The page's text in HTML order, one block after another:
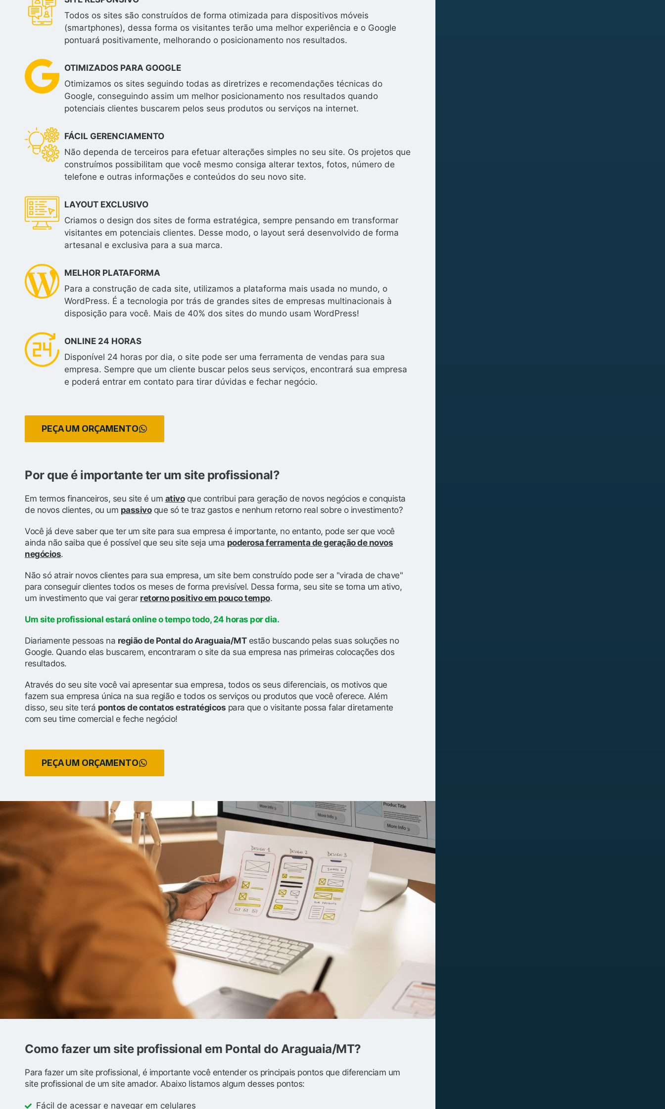
Todos os sites são construídos de forma otimizada para dispositivos móveis
(smartphones), dessa forma os visitantes terão uma melhor experiência e o Google
pontuará positivamente, melhorando o posicionamento nos resultados.
OTIMIZADOS PARA GOOGLE
Otimizamos os sites seguindo todas as diretrizes e recomendações técnicas do
Google, conseguindo assim um melhor posicionamento nos resultados quando
potenciais clientes buscarem pelos seus produtos ou serviços na internet.
FÁCIL GERENCIAMENTO
Não dependa de terceiros para efetuar alterações simples no seu site. Os projetos que
construímos possibilitam que você mesmo consiga alterar textos, fotos, número de
telefone e outras informações e conteúdos do seu novo site.
LAYOUT EXCLUSIVO
Criamos o design dos sites de forma estratégica, sempre pensando em transformar
visitantes em potenciais clientes. Desse modo, o layout será desenvolvido de forma
artesanal e exclusiva para a sua marca.
MELHOR PLATAFORMA
Para a construção de cada site, utilizamos a plataforma mais usada no mundo, o
WordPress. É a tecnologia por trás de grandes sites de empresas multinacionais à
disposição para você. Mais de 40% dos sites do mundo usam WordPress!
ONLINE 24 HORAS
Disponível 24 horas por dia, o site pode ser uma ferramenta de vendas para sua
empresa. Sempre que um cliente buscar pelos seus serviços, encontrará sua empresa
e poderá entrar em contato para tirar dúvidas e fechar negócio.
PEÇA UM ORÇAMENTO
Por que é importante ter um site profissional?
Em termos financeiros, seu site é um ativoque contribui para geração de novos negócios e conquista
de novos clientes, ou um passivoque só te traz gastos e nenhum retorno real sobre o investimento?
Você já deve saber que ter um site para sua empresa é importante, no entanto, pode ser que você
ainda não saiba que é possível que seu site seja uma poderosa ferramenta de geração de novos
negócios.
Não só atrair novos clientes para sua empresa, um site bem construído pode ser a "virada de chave"
para conseguir clientes todos os meses de forma previsível. Dessa forma, seu site se torna um ativo,
um investimento que vai gerar retorno positivo em pouco tempo.
Um site profissional estará online o tempo todo, 24 horas por dia.
Diariamente pessoas na região de Pontal do Araguaia/MTestão buscando pelas suas soluções no
Google. Quando elas buscarem, encontraram o site da sua empresa nas primeiras colocações dos
resultados.
Através do seu site você vai apresentar sua empresa, todos os seus diferenciais, os motivos que
fazem sua empresa única na sua região e todos os serviços ou produtos que você oferece. Além
disso, seu site terá pontos de contatos estratégicos para que o visitante possa falar diretamente
com seu time comercial e feche negócio!
PEÇA UM ORÇAMENTO
Como fazer um site profissional em Pontal do Araguaia/MT?
Para fazer um site profissional, é importante você entender os principais pontos que diferenciam um
site profissional de um site amador. Abaixo listamos algum desses pontos:
Fácil de acessar e navegar em celulares